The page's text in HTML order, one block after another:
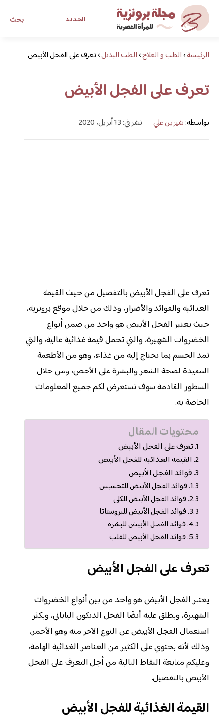
بحث الجديد
مجلة برونزية للفتاة العصرية
ابحث عن أي موضوع يهمك
الرئيسية›الطب و العلاج›الطب البديل›تعرف على الفجل الأبيض
تعرف على الفجل الأبيض
بواسطة:شيرين علي نشر في: 13 أبريل، 2020
تعرف على الفجل الأبيض بالتفصيل من حيث القيمة
الغذائية والفوائد والأضرار، وذلك من خلال موقع برونزية،
حيث يعتبر الفجل الأبيض هو واحد من ضمن أنواع
الخضروات الشهيرة، والتي تحمل قيمة غذائية عالية، والتي
تمد الجسم بما يحتاج إليه من غذاء، وهو من الأطعمة
المفيدة لصحة الشعر والبشرة على الأخص، ومن خلال
السطور القادمة سوف نستعرض لكم جميع المعلومات
الخاصة به.
محتويات المقال
تعرف على الفجل الأبيض
القيمة الغذائية للفجل الأبيض
فوائد الفجل الأبيض
فوائد الفجل الأبيض للتخسيس
فوائد الفجل الأبيض للكلى
فوائد الفجل الأبيض للبروستاتا
فوائد الفجل الأبيض للبشرة
فوائد الفجل الأبيض للقلب
تعرف على الفجل الأبيض
يعتبر الفجل الأبيض هو واحد من بين أنواع الخضروات
الشهيرة، ويطلق عليه أيضًا الفجل الديكون الياباني، ويكثر
استعمال الفجل الأبيض عن النوع الآخر منه وهو الأحمر،
وذلك لأنه يحتوي على الكثير من العناصر الغذائية الهامة،
وعليكم متابعة النقاط التالية من أجل التعرف على الفجل
الأبيض بالتفصيل.
القيمة الغذائية للفجل الأبيض